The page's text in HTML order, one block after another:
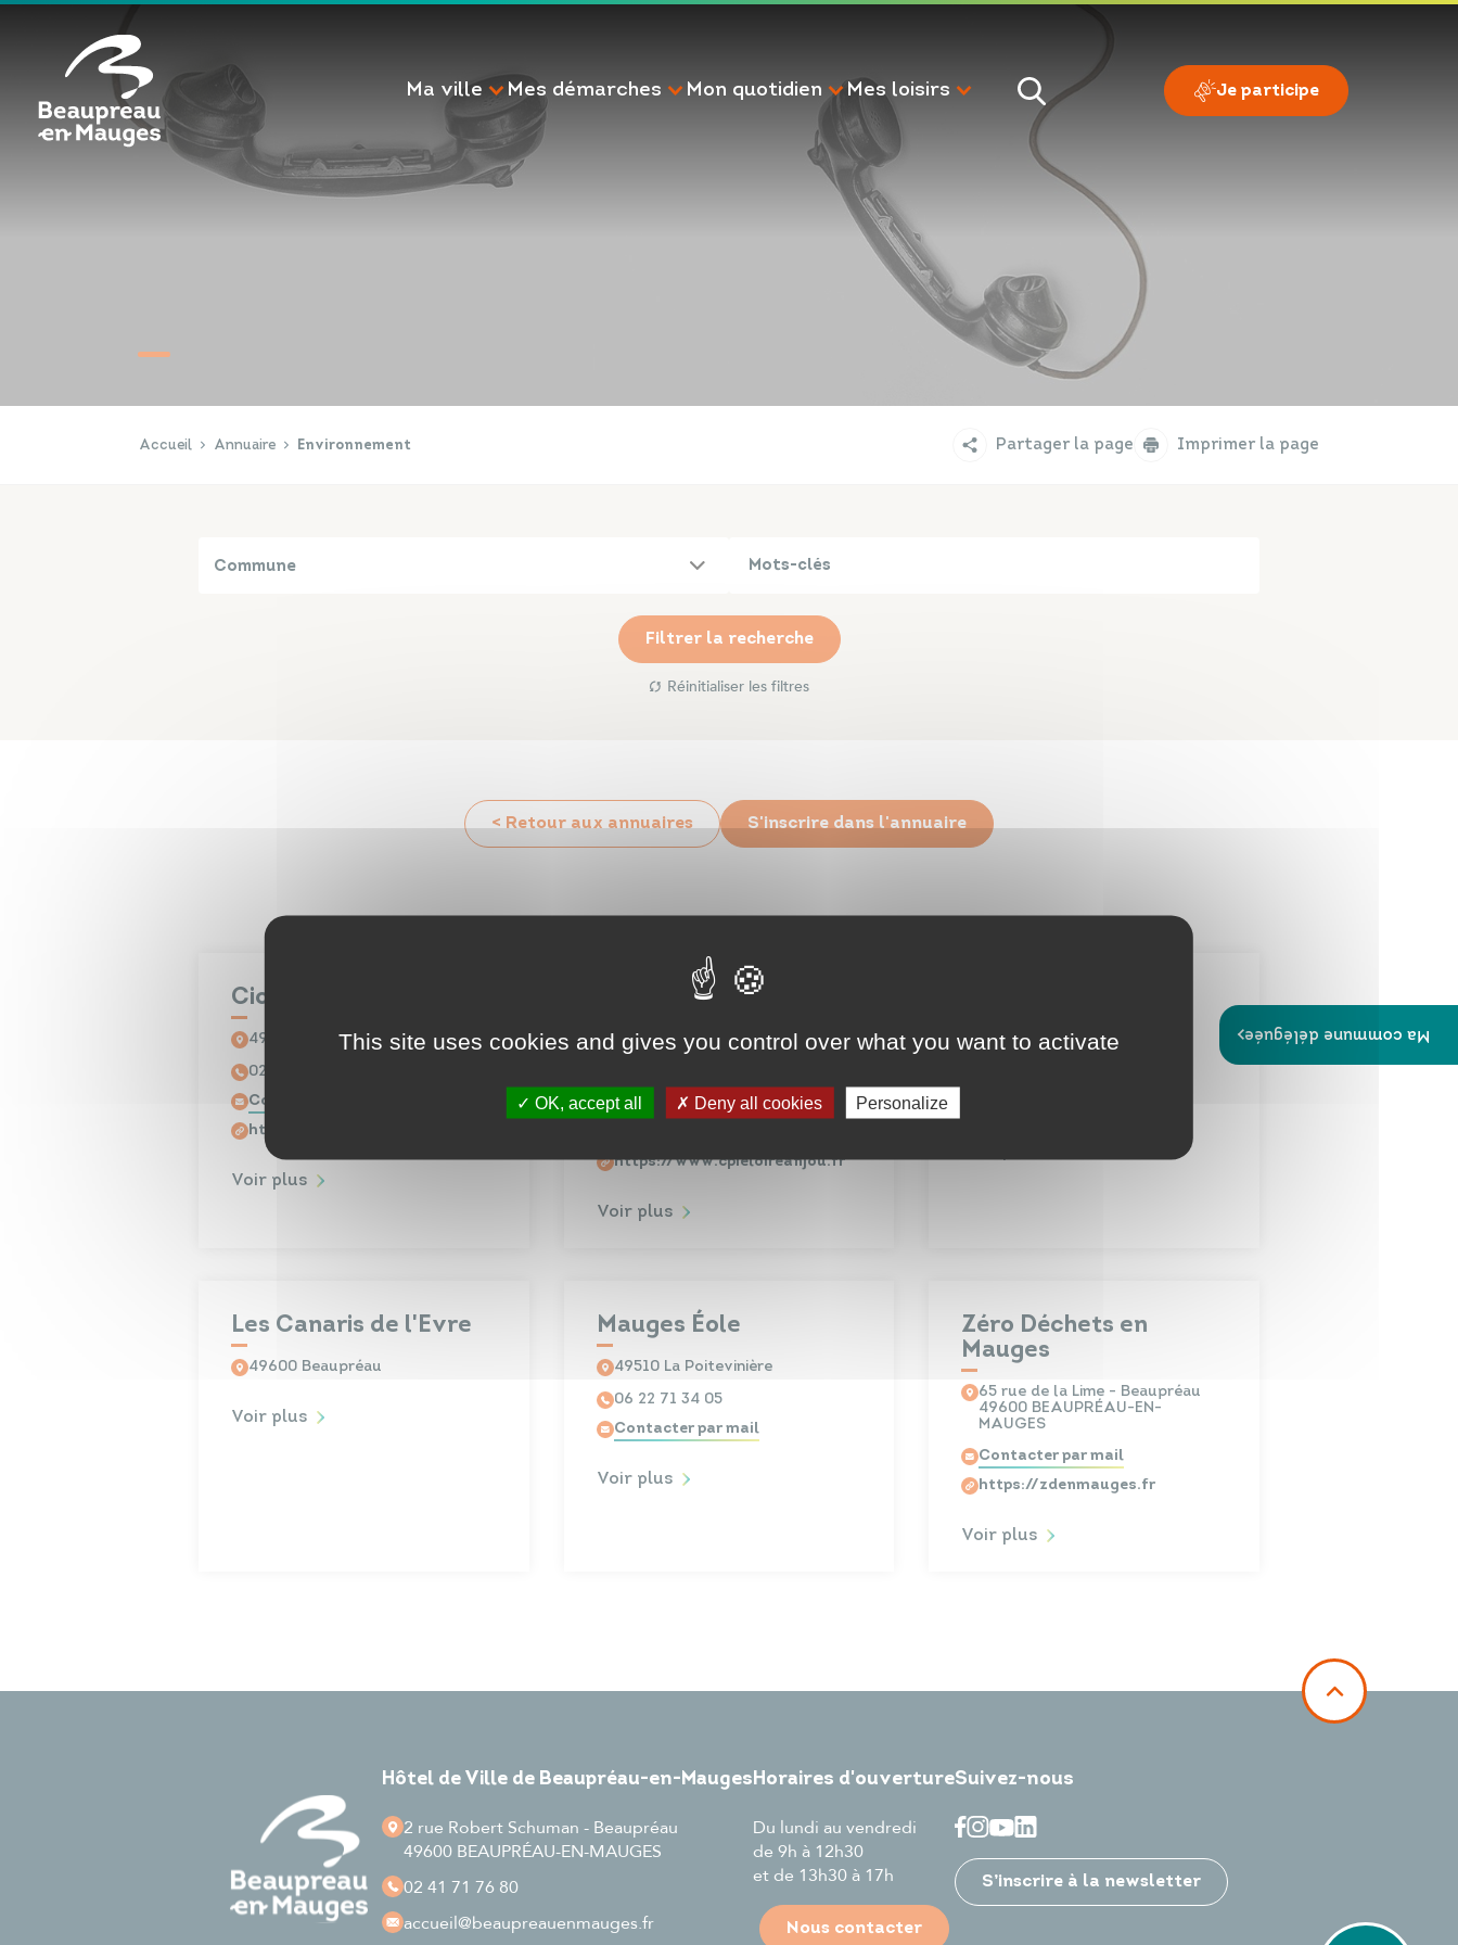
Ma ville Mes démarches Mon quotidien Mes loisirs Je participe
Accueil Annuaire Environnement Partager la page Imprimer la page
Commune
Filtrer la recherche
Réinitialiser les filtres
< Retour aux annuaires S'inscrire dans l'annuaire
Cicadelle
49600 Beaupréau
02 51 34 72 57
Contacter par mail
https://cicadelle.org
Voir plus
CPIE Loire Anjou
3 bis rue Chanoine Libault -
Beaupréau 49600 BEAUPRÉAU-
02 41 71 77 30
https://www.cpieloireanjou.fr
Voir plus
49600 Beaupréau
Les Canaris de l'Evre
49600 Beaupréau
Voir plus
Mauges Éole
49510 La Poitevinière
06 22 71 34 05
Contacter par mail
Voir plus
Zéro Déchets en
Mauges
65 rue de la Lime - Beaupréau
49600 BEAUPRÉAU-EN-
MAUGES
Contacter par mail
https://zdenmauges.fr
Voir plus
Hôtel de Ville de Beaupréau-en-Mauges
2 rue Robert Schuman - Beaupréau
49600 BEAUPRÉAU-EN-MAUGES
02 41 71 76 80
accueil@beaupreauenmauges.fr
Horaires d'ouverture
Du lundi au vendredi
de 9h à 12h30
et de 13h30 à 17h
Nous contacter
Suivez-nous
S’inscrire à la newsletter
Ma commune déléguée
Cookies management panel
This site uses cookies and gives you control over what you want to activate
OK, accept all Deny all cookies Personalize